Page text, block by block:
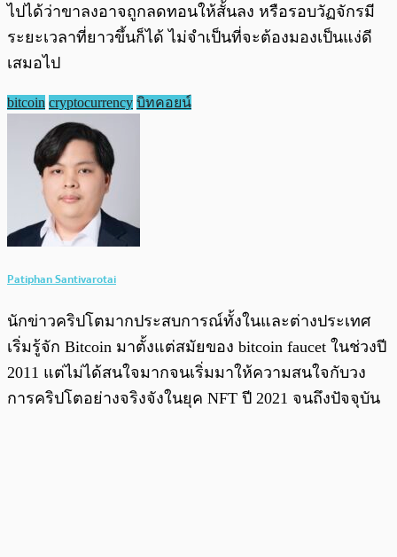
ไปได้ว่าขาลงอาจถูกลดทอนให้สั้นลง หรือรอบวัฏจักรมี
ระยะเวลาที่ยาวขึ้นก็ได้ ไม่จำเป็นที่จะต้องมองเป็นแง่ดี
เสมอไป
bitcoin cryptocurrency บิทคอยน์
Patiphan Santivarotai
นักข่าวคริปโตมากประสบการณ์ทั้งในและต่างประเทศ
เริ่มรู้จัก Bitcoin มาตั้งแต่สมัยของ bitcoin faucet ในช่วงปี
2011 แต่ไม่ได้สนใจมากจนเริ่มมาให้ความสนใจกับวง
การคริปโตอย่างจริงจังในยุค NFT ปี 2021 จนถึงปัจจุบัน